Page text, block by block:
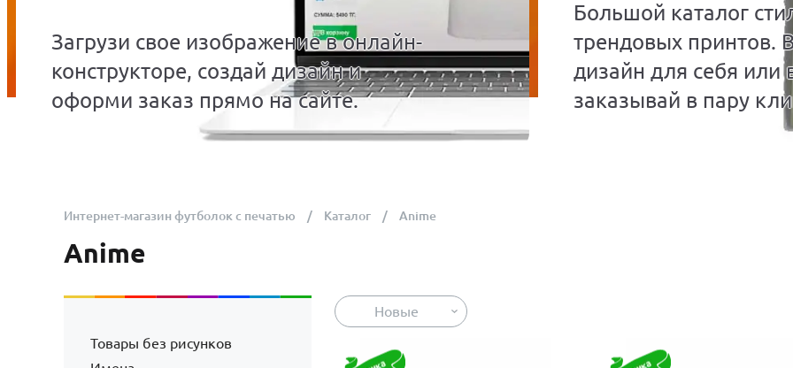
Загрузи свое изображение в онлайн-
конструкторе, создай дизайн и
оформи заказ прямо на сайте.
Большой каталог
трендовых принтов.
дизайн для себя или
заказывай в пару
Интернет-магазин футболок с печатью Каталог Anime
Anime
Товары без рисунков
Новые